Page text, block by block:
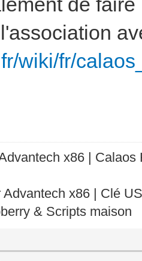
wiki/fr/
x86 |
x86 | Clé
& Scripts maison